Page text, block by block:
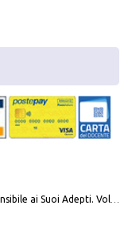
La Massoneria Resa Comprensibile ai Suoi Adepti. Vol. 3: il Maestro.